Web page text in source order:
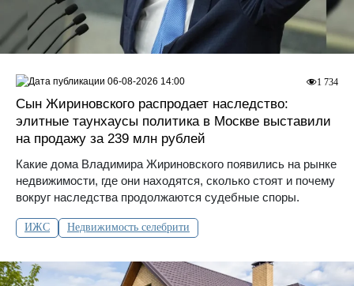
Сын Жириновского распродает наследство:
элитные таунхаусы политика в Москве выставили
на продажу за 239 млн рублей
Какие дома Владимира Жириновского появились на рынке
недвижимости, где они находятся, сколько стоят и почему
вокруг наследства продолжаются судебные споры.
ИЖС Недвижимость селебрити
1 734
06-08-2026 14:00